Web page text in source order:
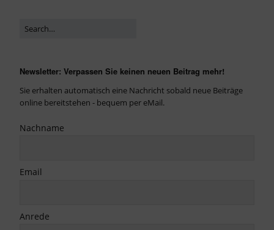
Newsletter: Verpassen Sie keinen neuen Beitrag mehr!
Sie erhalten automatisch eine Nachricht sobald neue Beiträge
online bereitstehen - bequem per eMail.
Nachname
Email
Anrede